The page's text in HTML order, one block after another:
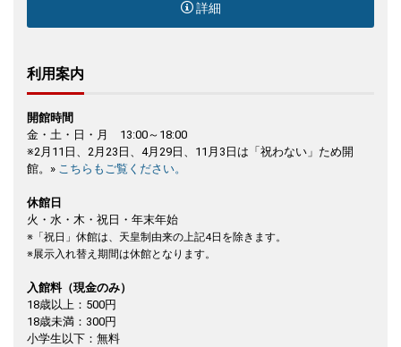
詳細
利用案内
開館時間
金・土・日・月 13:00～18:00
※2月11日、2月23日、4月29日、11月3日は「祝わない」ため開
館。» こちらもご覧ください。
休館日
火・水・木・祝日・年末年始
※「祝日」休館は、天皇制由来の上記4日を除きます。
※展示入れ替え期間は休館となります。
入館料（現金のみ）
18歳以上：500円
18歳未満：300円
小学生以下：無料